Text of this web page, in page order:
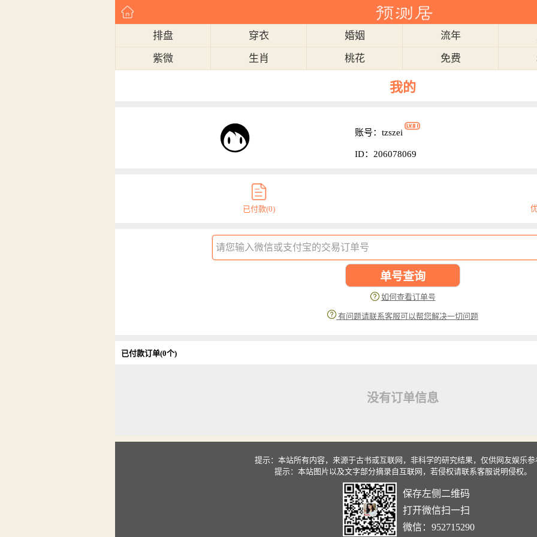
排盘 穿衣 婚姻 流年
紫微
生肖 桃花 免费
我的
账号：tzszei
ID：206078069
已付款(0)
单号查询
如何查看订单号
有问题请联系客服可以帮您解决一切问题
已付款订单(0个)
没有订单信息
提示：本站所有内容，来源于古书或互联网，非科学的研究结果，仅供网友娱乐参
提示：本站图片以及文字部分摘录自互联网，若侵权请联系客服说明侵权。
保存左侧二维码
打开微信扫一扫
微信：952715290